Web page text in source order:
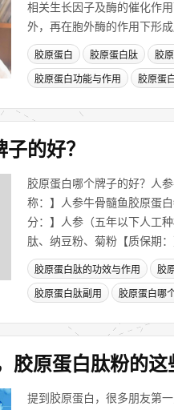
相关生长因子及酶的催化作
外，再在胞外酶的作用下形成
胶原蛋白 胶原蛋白肽 胶
胶原蛋白功能与作用 胶原蛋
的好？
胶原蛋白哪个牌子的好？人
称：】人参牛骨髓鱼胶原蛋
分：】人参（五年以下人工
肽、纳豆粉、菊粉【质保期：
胶原蛋白肽的功效与作用 胶
胶原蛋白肽副用 胶原蛋白哪
胶原蛋白肽粉的这
提到胶原蛋白，很多朋友第